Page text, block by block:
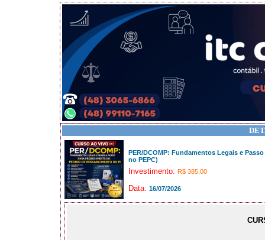
PER/DCOMP: Fundamentos Legais e
no PEPC)
Investimento: R$ 385,00
Data: 16/07/2026